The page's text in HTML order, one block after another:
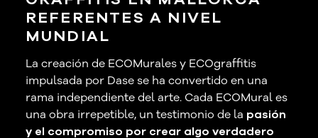
REFERENTES A NIVEL
MUNDIAL
La creación de ECOMurales y ECOgraffitis
impulsada por Dase se ha convertido en una
rama independiente del arte. Cada ECOMural es
una obra irrepetible, un testimonio de la pasión
y el compromiso por crear algo verdadero